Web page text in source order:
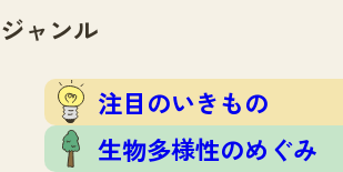
保全アクション
調査結果
ふくおかいきものマップ
マッチング
マッチングTOP
掲載申し込みフォーム
お問合せ
ジャンル
注目のいきもの
生物多様性のめぐみ